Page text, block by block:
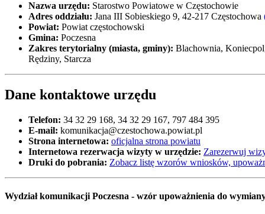
Nazwa urzędu: Starostwo Powiatowe w Częstochowie
Adres oddziału: Jana III Sobieskiego 9, 42-217 Częstochowa
Powiat: Powiat częstochowski
Gmina: Poczesna
Zakres terytorialny (miasta, gminy): Blachownia,
Rędziny, Starcza
Dane kontaktowe urzędu
Telefon: 34 32 29 168, 34 32 29 167, 797 484 395
E-mail: komunikacja@czestochowa.powiat.pl
Strona internetowa: oficjalna strona powiatu
Internetowa rezerwacja wizyty w urzędzie: Zarezerwuj
Druki do pobrania: Zobacz listę wzorów wniosków,
Wydział komunikacji Poczesna - wzór upoważnienia do